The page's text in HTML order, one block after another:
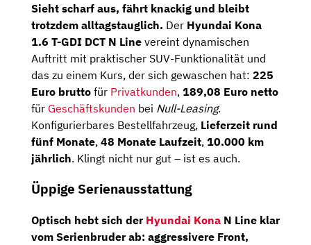
Sieht scharf aus, fährt knackig und bleibt
trotzdem alltagstauglich. Der Hyundai Kona
1.6 T-GDI DCT N Line vereint dynamischen
Auftritt mit praktischer SUV-Funktionalität und
das zu einem Kurs, der sich gewaschen hat: 225
Euro brutto für Privatkunden, 189,08 Euro netto
für Geschäftskunden bei Null-Leasing.
Konfigurierbares Bestellfahrzeug, Lieferzeit rund
fünf Monate, 48 Monate Laufzeit, 10.000 km
jährlich. Klingt nicht nur gut – ist es auch.
Üppige Serienausstattung
Optisch hebt sich der Hyundai Kona N Line klar
vom Serienbruder ab: aggressivere Front,